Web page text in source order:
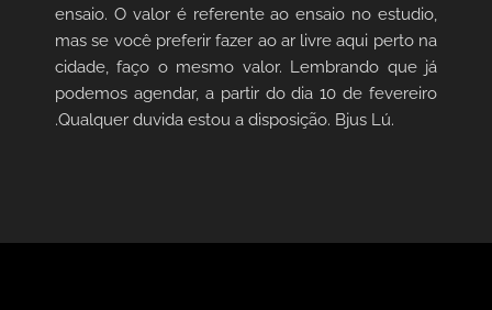
ensaio. O valor é referente ao ensaio no estudio,
mas se você preferir fazer ao ar livre aqui perto na
cidade, faço o mesmo valor. Lembrando que já
podemos agendar, a partir do dia 10 de fevereiro
.Qualquer duvida estou a disposição. Bjus Lú.